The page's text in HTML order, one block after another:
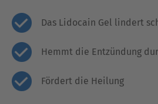
Das Lidocain Gel lindert
Hemmt die Entzündung
Fördert die Heilung